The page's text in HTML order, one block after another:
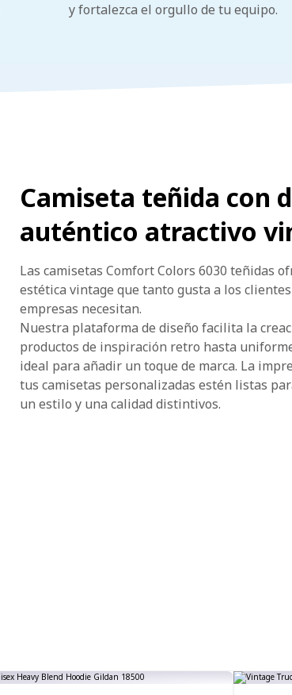
y fortalezca el orgullo de tu equipo.
Camiseta teñida con
auténtico atractivo
Las camisetas Comfort Colors 6030 teñidas
estética vintage que tanto gusta a los
empresas necesitan.
Nuestra plataforma de diseño facilita la
productos de inspiración retro hasta
ideal para añadir un toque de marca. La
tus camisetas personalizadas estén listas
un estilo y una calidad distintivos.